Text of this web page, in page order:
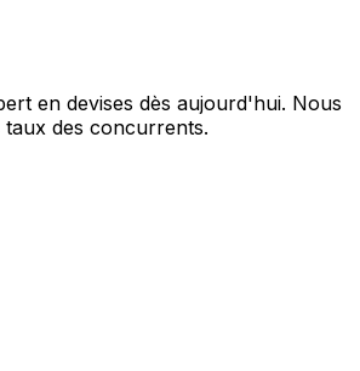
en devises dès aujourd'hui. Nous
des concurrents.